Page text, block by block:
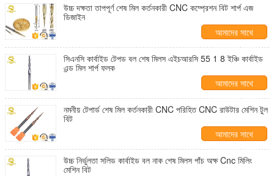
উচ্চ দক্ষতা তাপপূর্ণ শেষ মিল কর্তনকারী CNC কম্প্রেশন বিট শার্প এজ
ডিজাইন
আমাদের সাথে
যোগাযোগ করুন
সিএনসি কার্বাইড টেপড বল শেষ মিলস এইচআরসি 55 1 8 ইঞ্চি কার্বাইড
এন্ড মিল শার্প ফলক
আমাদের সাথে
যোগাযোগ করুন
নমনীয় টেপার্ড শেষ মিল কর্তনকারী CNC পরিহিত CNC রাউটার মেশিন টুল
বিট
আমাদের সাথে
যোগাযোগ করুন
উচ্চ নির্ভুলতা সলিড কার্বাইড বল নাক শেষ মিলস পাঁচ অক্ষ Cnc মিলিং
মেশিন বিট